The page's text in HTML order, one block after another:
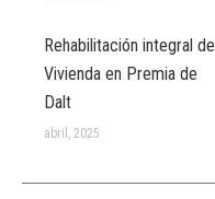
Rehabilitación integral de
Vivienda en Premia de
Dalt
abril, 2025